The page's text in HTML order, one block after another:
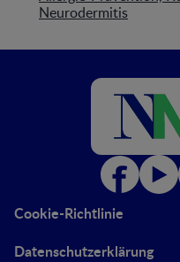
Neurodermitis
Cookie-Richtlinie
Datenschutzerklärung